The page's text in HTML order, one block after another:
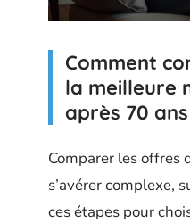
Comment
la meilleure
après 70
Comparer les offres
s’avérer complexe,
ces étapes pour